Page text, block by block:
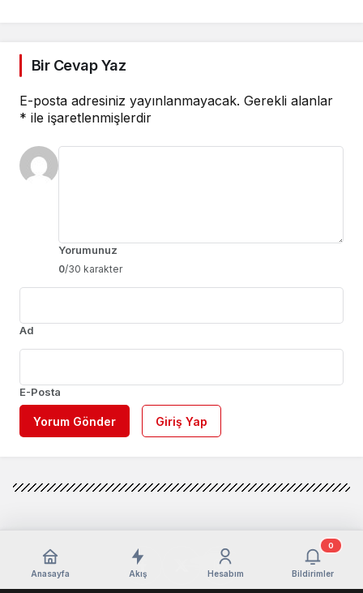
Bir Cevap Yaz
E-posta adresiniz yayınlanmayacak. Gerekli alanlar
* ile işaretlenmişlerdir
Yorumunuz
0/30 karakter
Ad
E-Posta
Yorum Gönder Giriş Yap
Anasayfa Akış Hesabım Bildirimler
0